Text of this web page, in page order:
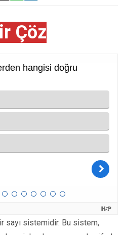
Çöz
döneminde geliştirilen ve
sayı sistemidir. Bu sistem,